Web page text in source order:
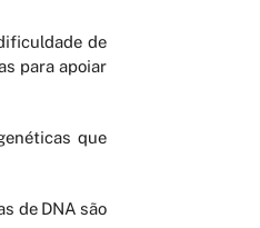
de
para apoiar
que
de DNA são